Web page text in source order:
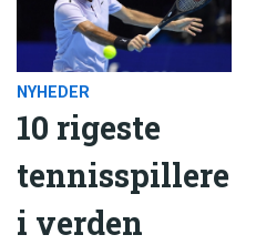
NYHEDER
10 rigeste
tennisspillere
i verden